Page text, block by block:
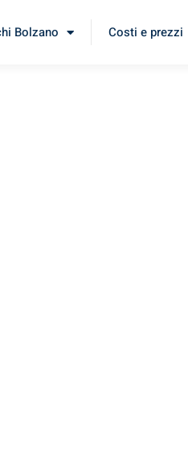
Bolzano Costi e prezzi